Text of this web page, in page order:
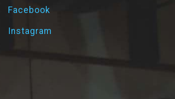
Facebook
Instagram